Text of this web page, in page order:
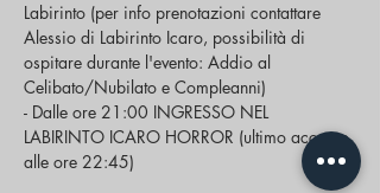
Labirinto (per info prenotazioni contattare
Alessio di Labirinto Icaro, possibilità di
ospitare durante l'evento: Addio al
Celibato/Nubilato e Compleanni)
- Dalle ore 21:00 INGRESSO NEL
LABIRINTO ICARO HORROR (ultimo accesso
alle ore 22:45)